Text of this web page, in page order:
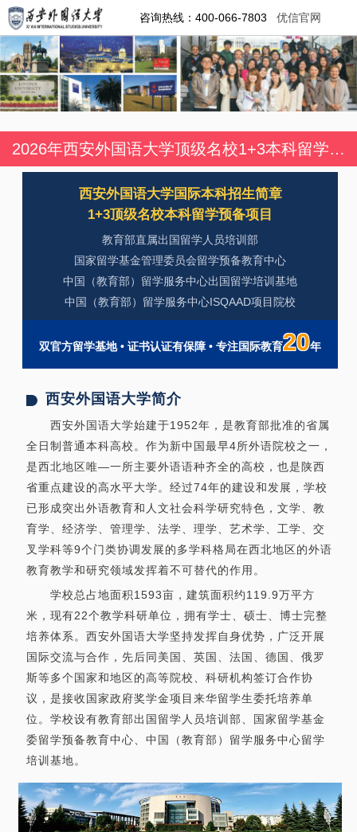
咨询热线：400-066-7803 优信官网
2026年西安外国语大学顶级名校1+3本科留学预备项目招生简章
西安外国语大学国际本科招生简章
1+3顶级名校本科留学预备项目
教育部直属出国留学人员培训部
国家留学基金管理委员会留学预备教育中心
中国（教育部）留学服务中心出国留学培训基地
中国（教育部）留学服务中心ISQAAD项目院校
双官方留学基地 • 证书认证有保障 • 专注国际教育20年
西安外国语大学简介
西安外国语大学始建于1952年，是教育部批准的省属
全日制普通本科高校。作为新中国最早4所外语院校之一，
是西北地区唯—一所主要外语语种齐全的高校，也是陕西
省重点建设的高水平大学。经过74年的建设和发展，学校
已形成突出外语教育和人文社会科学研究特色，文学、教
育学、经济学、管理学、法学、理学、艺术学、工学、交
叉学科等9个门类协调发展的多学科格局在西北地区的外语
教育教学和研究领域发挥着不可替代的作用。
学校总占地面积1593亩，建筑面积约119.9万平方
米，现有22个教学科研单位，拥有学士、硕士、博士完整
培养体系。西安外国语大学坚持发挥自身优势，广泛开展
国际交流与合作，先后同美国、英国、法国、德国、俄罗
斯等多个国家和地区的高等院校、科研机构签订合作协
议，是接收国家政府奖学金项目来华留学生委托培养单
位。学校设有教育部出国留学人员培训部、国家留学基金
委留学预备教育中心、中国（教育部）留学服务中心留学
培训基地。